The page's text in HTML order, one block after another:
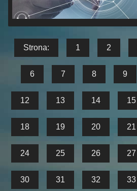
Strona: 1 2
6 7 8 9
12 13 14 15
18 19 20 21
24 25 26 27
30 31 32 33